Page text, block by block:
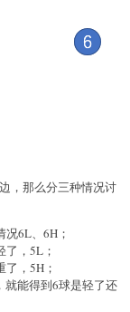
，那么分三种情况讨
6L、6H；
，5L；
，5H；
就能得到6球是轻了还